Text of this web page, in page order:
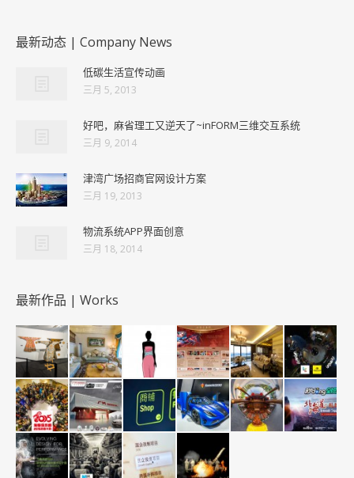
最新动态 | Company News
低碳生活宣传动画
三月 5, 2013
好吧，麻省理工又逆天了~inFORM三维交互系统
三月 9, 2014
津湾广场招商官网设计方案
三月 19, 2013
物流系统APP界面创意
三月 18, 2014
最新作品 | Works